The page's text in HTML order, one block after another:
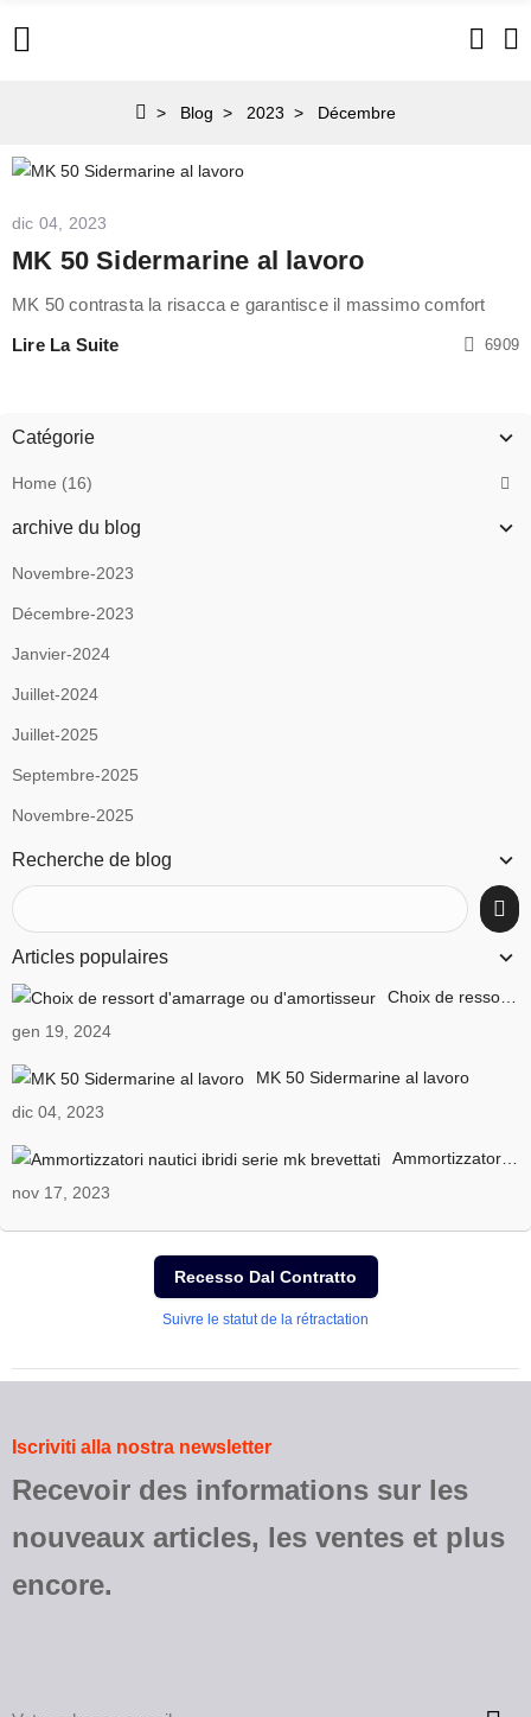
Blog 2023 Décembre
dic 04, 2023
MK 50 Sidermarine al lavoro
MK 50 contrasta la risacca e garantisce il massimo comfort
Lire La Suite
6909
Catégorie
Home (16)
archive du blog
Novembre-2023
Décembre-2023
Janvier-2024
Juillet-2024
Juillet-2025
Septembre-2025
Novembre-2025
Recherche de blog
Articles populaires
gen 19, 2024
MK 50 Sidermarine al lavoro
dic 04, 2023
nov 17, 2023
Recesso Dal Contratto
Suivre le statut de la rétractation
Iscriviti alla nostra newsletter
Recevoir des informations sur les
nouveaux articles, les ventes et plus
encore.